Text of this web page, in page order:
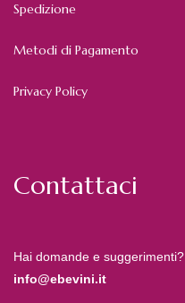
Spedizione
Metodi di Pagamento
Privacy Policy
Contattaci
Hai domande e suggerimenti?
info@ebevini.it